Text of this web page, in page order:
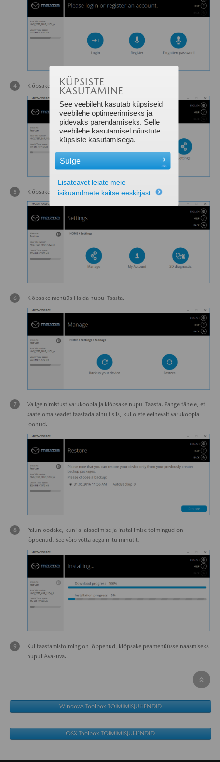
Klõpsake avakuval nupul Seaded.
Klõpsake menüüs Seaded nupul Halda.
Klõpsake menüüs Halda nupul Taasta.
Valige nimistust varukoopia ja klõpsake nupul Taasta. Pange tähele, et
saate oma seadet taastada ainult siis, kui olete eelnevalt varukoopia
loonud.
Palun oodake, kuni allalaadimise ja installimise toimingud on
lõppenud. See võib võtta aega mitu minutit.
Kui taastamistoiming on lõppenud, klõpsake peamenüüsse naasmiseks
nupul Avakuva.
Windows Toolbox TOIMIMISJUHENDID
OSX Toolbox TOIMIMISJUHENDID
KÜPSISTE
KASUTAMINE
See veebileht kasutab küpsiseid
veebilehe optimeerimiseks ja
pidevaks parendamiseks. Selle
veebilehe kasutamisel nõustute
küpsiste kasutamisega.
Sulge
Lisateavet leiate meie
isikuandmete kaitse eeskirjast.